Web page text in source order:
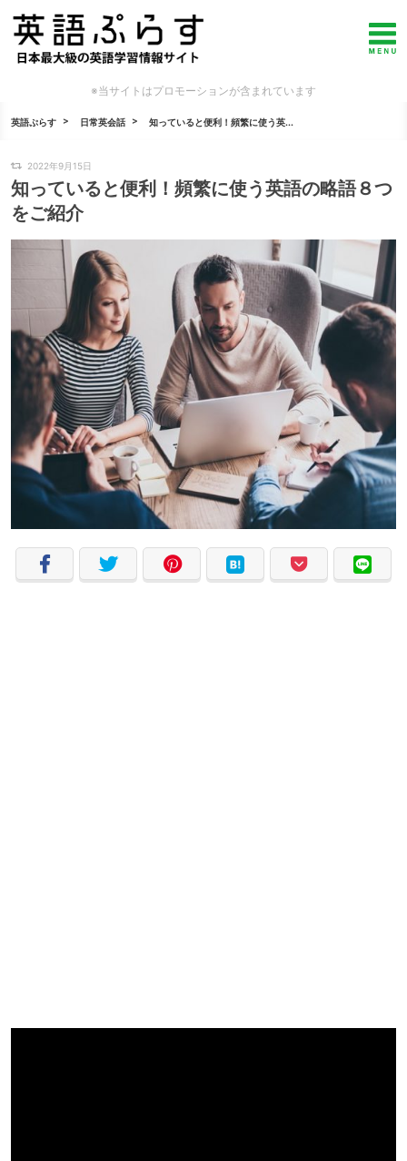
※当サイトはプロモーションが含まれています
英語ぷらす 日常英会話 知っていると便利！頻繁に使う英...
2022年9月15日
知っていると便利！頻繁に使う英語の略語８つ
をご紹介